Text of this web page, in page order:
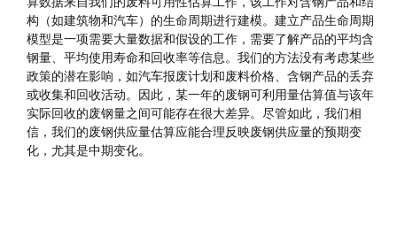
构（如建筑物和汽车）的生命周期进行建模。建立产品生命周期
模型是一项需要大量数据和假设的工作，需要了解产品的平均含
钢量、平均使用寿命和回收率等信息。我们的方法没有考虑某些
政策的潜在影响，如汽车报废计划和废料价格、含钢产品的丢弃
或收集和回收活动。因此，某一年的废钢可利用量估算值与该年
实际回收的废钢量之间可能存在很大差异。尽管如此，我们相
信，我们的废钢供应量估算应能合理反映废钢供应量的预期变
化，尤其是中期变化。